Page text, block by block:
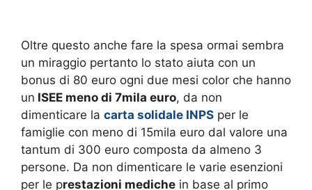
Oltre questo anche fare la spesa ormai sembra
un miraggio pertanto lo stato aiuta con un
bonus di 80 euro ogni due mesi color che hanno
un ISEE meno di 7mila euro, da non
dimenticare la carta solidale INPS per le
famiglie con meno di 15mila euro dal valore una
tantum di 300 euro composta da almeno 3
persone. Da non dimenticare le varie esenzioni
per le prestazioni mediche in base al primo